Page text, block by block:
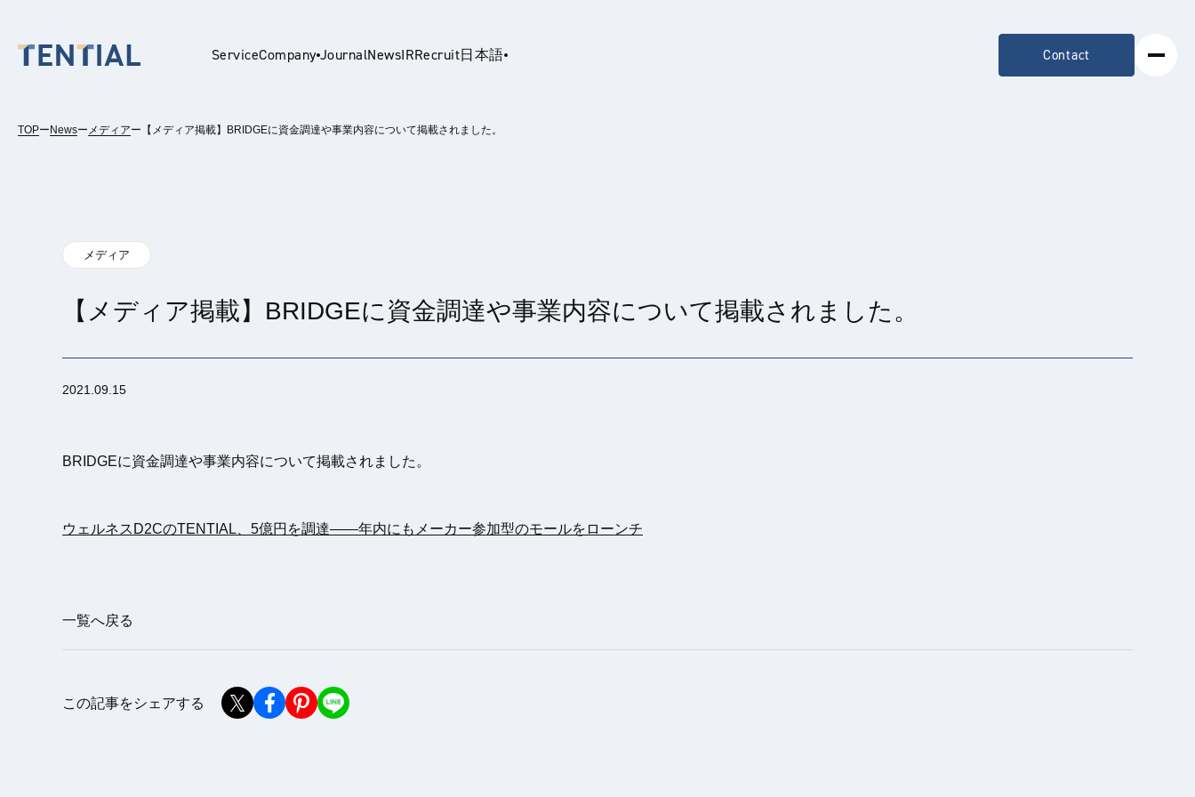
ServiceCompanyJournalNewsIRRecruit日本語
English
Contact
TOPー Newsー メディアー 【メディア掲載】BRIDGEに資金調達や事業内容について掲載されました。
メディア
【メディア掲載】BRIDGEに資金調達や事業内容について掲載されました。
2021.09.15
BRIDGEに資金調達や事業内容について掲載されました。
ウェルネスD2CのTENTIAL、5億円を調達——年内にもメーカー参加型のモールをローンチ
一覧へ戻る
この記事をシェアする